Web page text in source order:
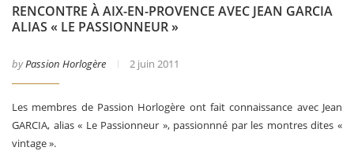
RENCONTRE À AIX-EN-PROVENCE AVEC JEAN GARCIA
ALIAS « LE PASSIONNEUR »
byPassion Horlogère 2 juin 2011
Les membres de Passion Horlogère ont fait connaissance avec Jean
GARCIA, alias « Le Passionneur », passionnné par les montres dites «
vintage ».